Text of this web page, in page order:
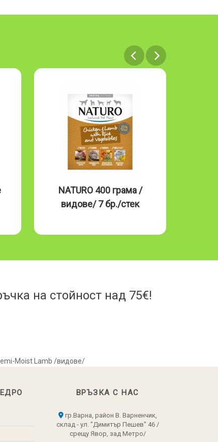
NATURO 400 грама /
видове/ 7 бр./стек
на стойност над 75€!
Moist Lamb /видове/
ВРЪЗКА С НАС
гр.Варна, район В. Варненчик,
склад - ул. "Димитър Пешев" 46 /
срещу Явор, зад Метро/